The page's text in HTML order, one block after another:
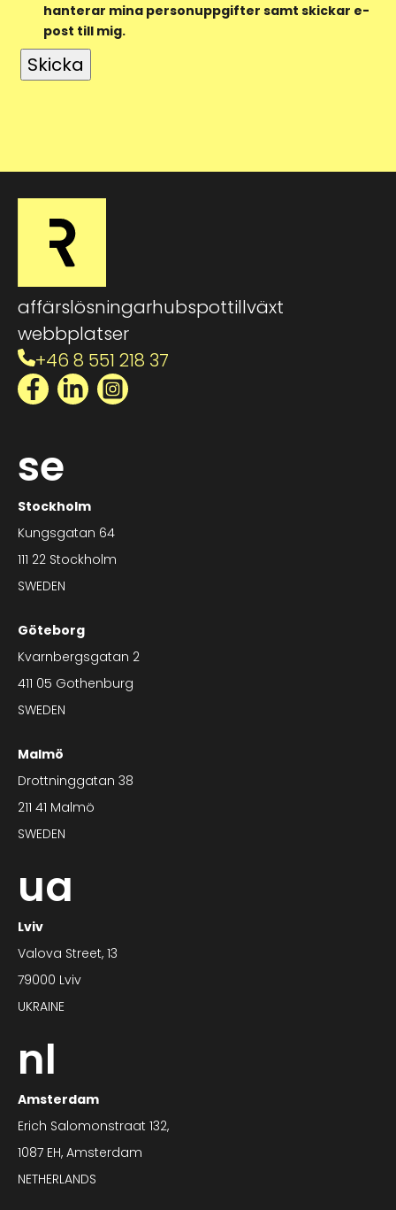
hanterar mina personuppgifter samt skickar e-
post till mig.
affärslösningarhubspottillväxt
webbplatser
+46 8 551 218 37
Facebook
LinkedInInstagram
se
Stockholm
Kungsgatan 64
111 22 Stockholm
SWEDEN
Göteborg
Kvarnbergsgatan 2
411 05 Gothenburg
SWEDEN
Malmö
Drottninggatan 38
211 41 Malmö
SWEDEN
ua
Lviv
Valova Street, 13
79000 Lviv
UKRAINE
nl
Amsterdam
Erich Salomonstraat 132,
1087 EH, Amsterdam
NETHERLANDS